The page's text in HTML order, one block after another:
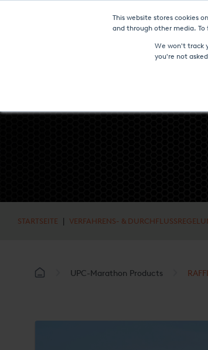
This website stores cookies
and through other media. To
We won't track
you're not
STARTSEITE | VERFAHRENS- &
UPC-Marathon Products